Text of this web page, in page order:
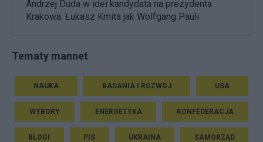
Andrzej Duda w idei kandydata na prezydenta
Krakowa: Łukasz Kmita jak Wolfgang Pauli
Tematy mannet
NAUKA BADANIA I ROZWÓJ USA
WYBORY ENERGETYKA KONFEDERACJA
BLOGI PIS UKRAINA SAMORZĄD